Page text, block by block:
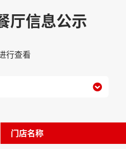
厅信息公示
行查看

门店名称